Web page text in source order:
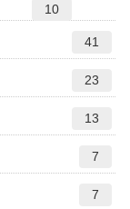
10
41
23
13
7
7